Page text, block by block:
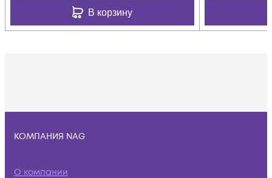
В корзину
КОМПАНИЯ NAG
О компании